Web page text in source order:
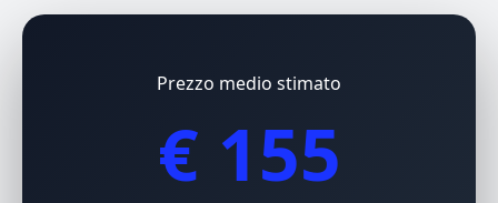
Prezzo medio stimato
€ 155